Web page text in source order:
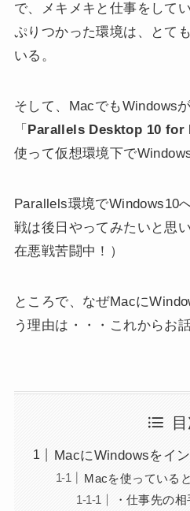
で、メキメキと仕事をして
ぷりつかった環境は、とて
いる。
そして、MacでもWindows
「 Parallels Desktop 10 for
使って仮想環境下で
Parallels環境でWindows10
戦は後日やってみたいと思
在悪戦苦闘中！）
ところで、なぜMacに
う理由は・・・これからお
MacにWindowsをイ
Macを使っている
・仕事先の